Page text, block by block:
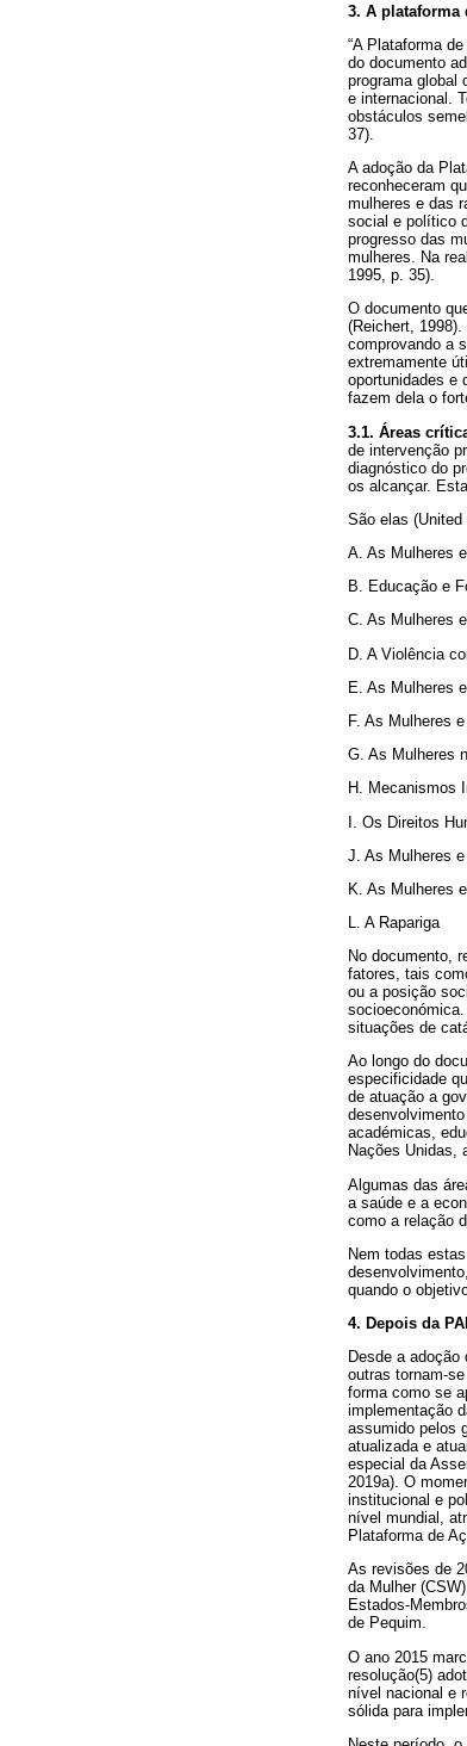
3. A plataforma
“A Plataforma
do documento
programa global
e internacional.
obstáculos
37).
A adoção da
reconheceram
mulheres e das
social e político
progresso das
mulheres. Na
1995, p. 35).
O documento
(Reichert,
comprovando a
extremamente
oportunidades e
fazem dela o
3.1. Áreas
de intervenção
diagnóstico do
os alcançar.
São elas (United
A. As Mulheres
B. Educação e
C. As Mulheres
D. A Violência
E. As Mulheres
F. As Mulheres
G. As Mulheres
H. Mecanismos
I. Os Direitos
J. As Mulheres
K. As Mulheres
L. A Rapariga
No documento,
fatores, tais
ou a posição
situações de
Ao longo do
especificidade
de atuação a
académicas,
Nações Unidas,
Algumas das
a saúde e a
como a relação
Nem todas
quando o
4. Depois da
Desde a
outras tornam-
forma como se
implementação
assumido pelos
atualizada e
especial da
2019a). O
institucional e
nível mundial,
Plataforma de
As revisões de
da Mulher
Estados-
de Pequim.
O ano 2015
resolução(5)
nível nacional e
sólida para